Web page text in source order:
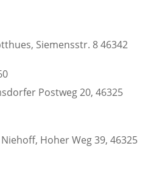
Siemensstr. 8 46342
Postweg 20, 46325
Hoher Weg 39, 46325